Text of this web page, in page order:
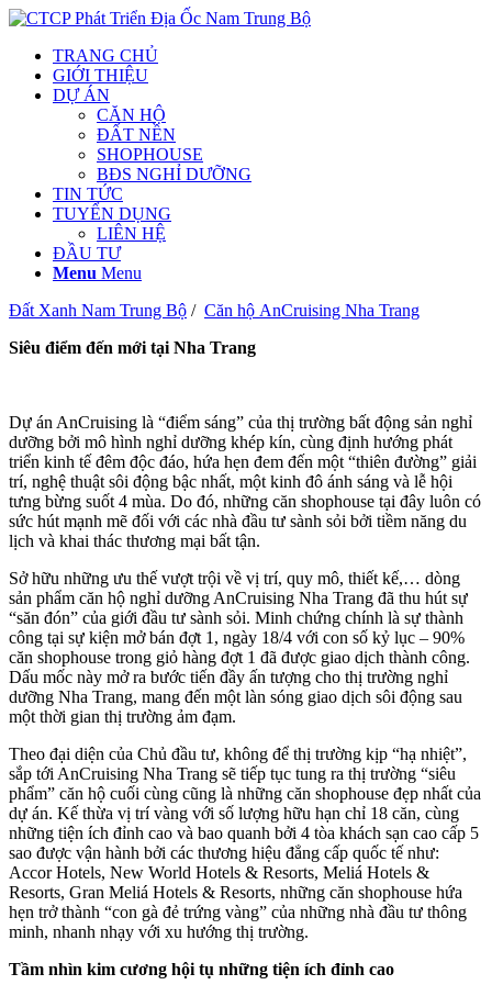
TRANG CHỦ
GIỚI THIỆU
DỰ ÁN
CĂN HỘ
ĐẤT NỀN
SHOPHOUSE
BĐS NGHỈ DƯỠNG
TIN TỨC
TUYỂN DỤNG
LIÊN HỆ
ĐẦU TƯ
Menu Menu
Đất Xanh Nam Trung Bộ / Căn hộ AnCruising Nha Trang
Siêu điểm đến mới tại Nha Trang
Dự án AnCruising là “điểm sáng” của thị trường bất động sản nghỉ
dưỡng bởi mô hình nghỉ dưỡng khép kín, cùng định hướng phát
triển kinh tế đêm độc đáo, hứa hẹn đem đến một “thiên đường” giải
trí, nghệ thuật sôi động bậc nhất, một kinh đô ánh sáng và lễ hội
tưng bừng suốt 4 mùa. Do đó, những căn shophouse tại đây luôn có
sức hút mạnh mẽ đối với các nhà đầu tư sành sỏi bởi tiềm năng du
lịch và khai thác thương mại bất tận.
Sở hữu những ưu thế vượt trội về vị trí, quy mô, thiết kế,… dòng
sản phẩm căn hộ nghỉ dưỡng AnCruising Nha Trang đã thu hút sự
“săn đón” của giới đầu tư sành sỏi. Minh chứng chính là sự thành
công tại sự kiện mở bán đợt 1, ngày 18/4 với con số kỷ lục – 90%
căn shophouse trong giỏ hàng đợt 1 đã được giao dịch thành công.
Dấu mốc này mở ra bước tiến đầy ấn tượng cho thị trường nghỉ
dưỡng Nha Trang, mang đến một làn sóng giao dịch sôi động sau
một thời gian thị trường ảm đạm.
Theo đại diện của Chủ đầu tư, không để thị trường kịp “hạ nhiệt”,
sắp tới AnCruising Nha Trang sẽ tiếp tục tung ra thị trường “siêu
phẩm” căn hộ cuối cùng cũng là những căn shophouse đẹp nhất của
dự án. Kế thừa vị trí vàng với số lượng hữu hạn chỉ 18 căn, cùng
những tiện ích đỉnh cao và bao quanh bởi 4 tòa khách sạn cao cấp 5
sao được vận hành bởi các thương hiệu đẳng cấp quốc tế như:
Accor Hotels, New World Hotels & Resorts, Meliá Hotels &
Resorts, Gran Meliá Hotels & Resorts, những căn shophouse hứa
hẹn trở thành “con gà đẻ trứng vàng” của những nhà đầu tư thông
minh, nhanh nhạy với xu hướng thị trường.
Tầm nhìn kim cương hội tụ những tiện ích đỉnh cao